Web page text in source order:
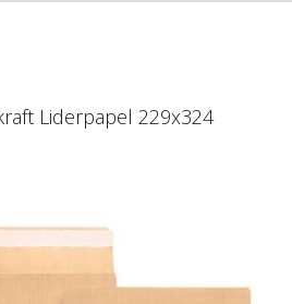
Liderpapel 229x324